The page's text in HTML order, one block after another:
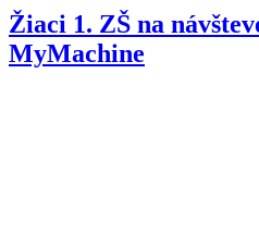
Žiaci 1. ZŠ na
MyMachine